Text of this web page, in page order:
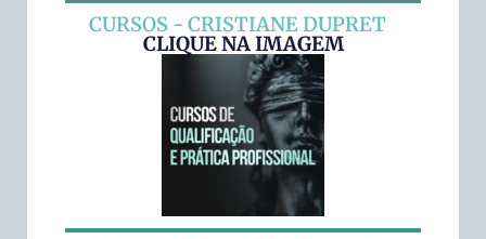
CURSOS - CRISTIANE DUPRET
CLIQUE NA IMAGEM